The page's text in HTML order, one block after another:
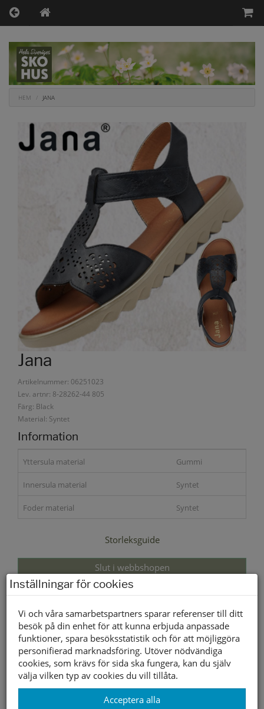
HEM JANA
Jana
Artikelnummer: 06251023
Lev. artnr: 8-28262-44 805
Färg: Black
Material: Syntet
Information
Yttersula material Gummi
Innersula material Syntet
Foder material Syntet
Storleksguide
Slut i webbshopen
Butik
Borlänge
Buffert lager
LEVERANS INOM 2-4 DAGAR INOM SVERIGE
Inställningar för cookies
Vi och våra samarbetspartners sparar referenser till ditt
besök på din enhet för att kunna erbjuda anpassade
funktioner, spara besöksstatistik och för att möjliggöra
personifierad marknadsföring. Utöver nödvändiga
cookies, som krävs för sida ska fungera, kan du själv
välja vilken typ av cookies du vill tillåta.
Acceptera alla